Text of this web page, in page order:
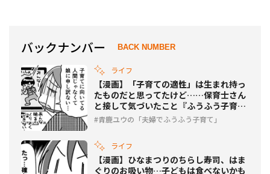
バックナンバー BACK NUMBER
ライフ
【漫画】「子育ての適性」は生まれ持っ
たものだと思ってたけど……保育士さん
と接して気づいたこと『ふうふう子育て
＃114』
青鹿ユウの「夫婦でふうふう子育て」
ライフ
【漫画】ひなまつりのちらし寿司、はま
ぐりのお吸い物…子どもは食べないかも